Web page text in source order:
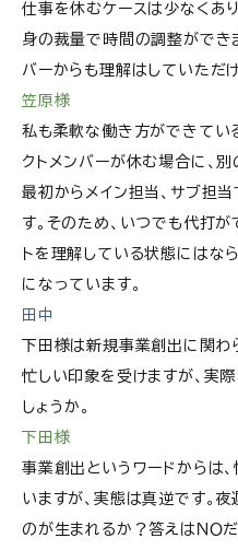
仕事を休むケースは少なくあ
身の裁量で時間の調整ができ
バーからも理解はしていただ
笠原様
私も柔軟な働き方ができてい
クトメンバーが休む場合に、
最初からメイン担当、サブ担
す。そのため、いつでも代打
トを理解している状態にはな
になっています。
田中
下田様は新規事業創出に関わ
忙しい印象を受けますが、実
しょうか。
下田様
事業創出というワードからは
いますが、実態は真逆です。
のが生まれるか？答えはＮＯ